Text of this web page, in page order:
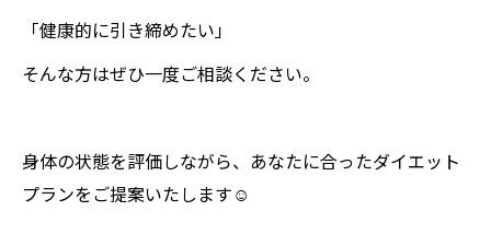
「健康的に引き締めたい」
そんな方はぜひ一度ご相談ください。
身体の状態を評価しながら、あなたに合ったダイエット
プランをご提案いたします☺️